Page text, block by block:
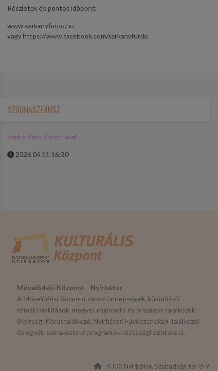
Részletek és pontos időpont:
www.sarkanyfurdo.hu
vagy https://www.facebook.com/sarkanyfurdo
SZAUNASZEÁNSZ
Simkó-Vass Violettával
2026.04.11 16:30
Művelődési Központ - Nyírbátor
A Művelődési Központ városi ünnepségek, különböző
témájú kiállítások, megyei, regionális és országos találkozók
(Nyírségi Kórustalálkozó, Nyírbátori Fúvószenekari Találkozó)
és egyéb szórakoztató programok közösségi színtere is.
4300 Nyírbátor, Szabadság tér 8-9.